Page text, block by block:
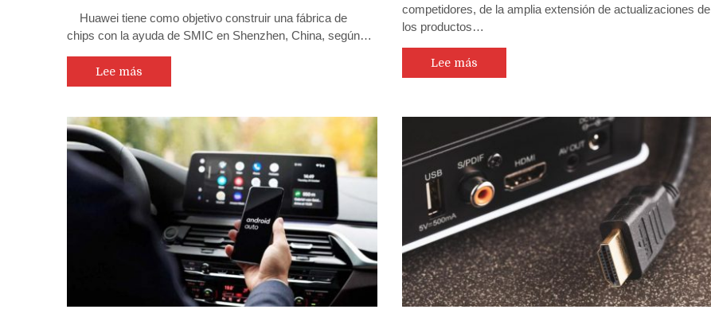
Huawei tiene como objetivo construir una fábrica de
chips con la ayuda de SMIC en Shenzhen, China, según…
Lee más
competidores, de la amplia extensión de actualizaciones de
los productos…
Lee más